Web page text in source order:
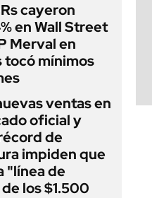
cayeron
en Wall Street
Merval en
tocó mínimos
ventas en
oficial y
de
impiden que
"línea de
los $1.500